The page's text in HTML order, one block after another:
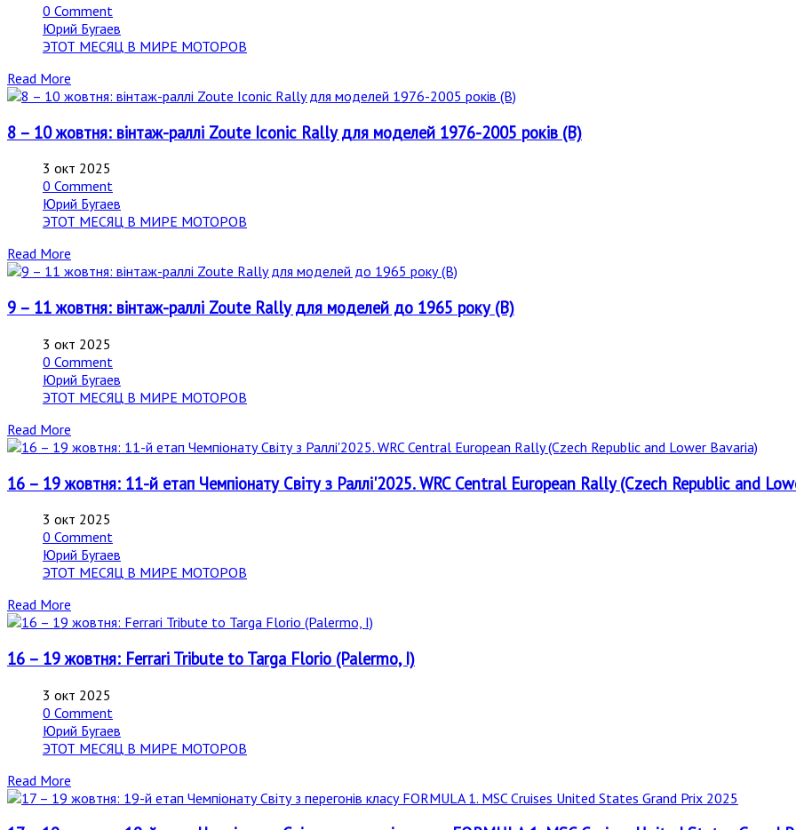
0 Comment
Юрий Бугаев
ЭТОТ МЕСЯЦ В МИРЕ МОТОРОВ
Read More
8 – 10 жовтня: вінтаж-раллі Zoute Iconic Rally для моделей 1976-2005 років (B)
3 окт 2025
0 Comment
Юрий Бугаев
ЭТОТ МЕСЯЦ В МИРЕ МОТОРОВ
Read More
9 – 11 жовтня: вінтаж-раллі Zoute Rally для моделей до 1965 року (B)
3 окт 2025
0 Comment
Юрий Бугаев
ЭТОТ МЕСЯЦ В МИРЕ МОТОРОВ
Read More
16 – 19 жовтня: 11-й етап Чемпіонату Світу з Раллі'2025. WRC Central European Rally (Czech Republic and
3 окт 2025
0 Comment
Юрий Бугаев
ЭТОТ МЕСЯЦ В МИРЕ МОТОРОВ
Read More
16 – 19 жовтня: Ferrari Tribute to Targa Florio (Palermo, I)
3 окт 2025
0 Comment
Юрий Бугаев
ЭТОТ МЕСЯЦ В МИРЕ МОТОРОВ
Read More